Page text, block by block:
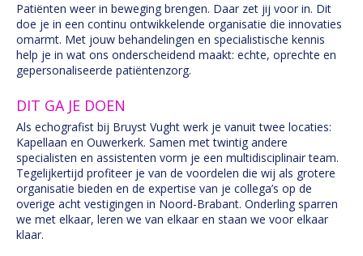
Patiënten weer in beweging brengen. Daar zet jij voor in. Dit
doe je in een continu ontwikkelende organisatie die innovaties
omarmt. Met jouw behandelingen en specialistische kennis
help je in wat ons onderscheidend maakt: echte, oprechte en
gepersonaliseerde patiëntenzorg.
DIT GA JE DOEN
Als echografist bij Bruyst Vught werk je vanuit twee locaties:
Kapellaan en Ouwerkerk. Samen met twintig andere
specialisten en assistenten vorm je een multidisciplinair team.
Tegelijkertijd profiteer je van de voordelen die wij als grotere
organisatie bieden en de expertise van je collega’s op de
overige acht vestigingen in Noord-Brabant. Onderling sparren
we met elkaar, leren we van elkaar en staan we voor elkaar
klaar.